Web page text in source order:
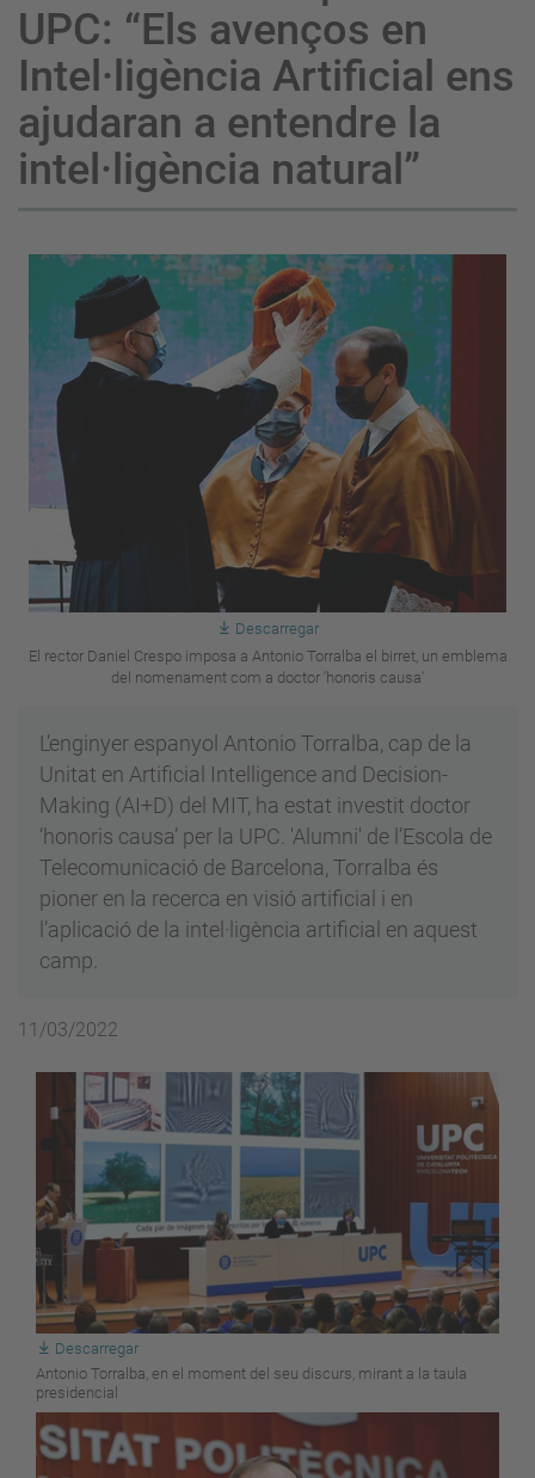
UPC: “Els avenços en
Intel·ligència Artificial ens
ajudaran a entendre la
intel·ligència natural”
Descarregar
El rector Daniel Crespo imposa a Antonio Torralba el birret, un emblema
del nomenament com a doctor 'honoris causa'
L’enginyer espanyol Antonio Torralba, cap de la
Unitat en Artificial Intelligence and Decision-
Making (AI+D) del MIT, ha estat investit doctor
‘honoris causa’ per la UPC. 'Alumni' de l’Escola de
Telecomunicació de Barcelona, Torralba és
pioner en la recerca en visió artificial i en
l’aplicació de la intel·ligència artificial en aquest
camp.
11/03/2022
Descarregar
Antonio Torralba, en el moment del seu discurs, mirant a la taula
presidencial